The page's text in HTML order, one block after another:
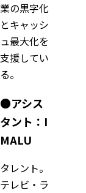
業の黒字化
とキャッシ
ュ最大化を
支援してい
る。
●アシス
タント：I
MALU
タレント。
テレビ・ラ